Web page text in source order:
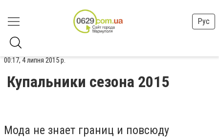
Рус
00:17, 4 липня 2015 р.
Купальники сезона 2015
Мода не знает границ и повсюду